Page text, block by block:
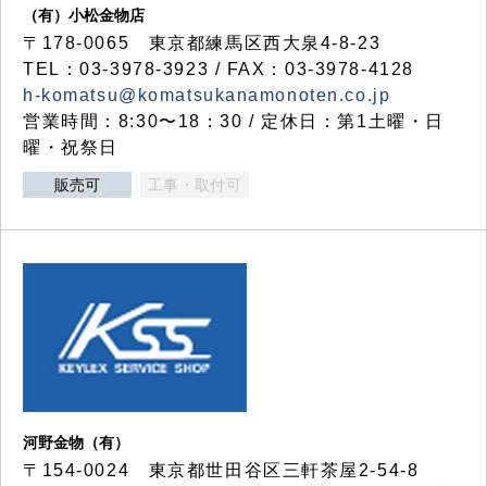
（有）小松金物店
〒178-0065 東京都練馬区西大泉4-8-23
TEL：03-3978-3923 / FAX：03-3978-4128
h-komatsu@komatsukanamonoten.co.jp
営業時間：8:30〜18：30 / 定休日：第1土曜・日
曜・祝祭日
販売可 工事・取付可
河野金物（有）
〒154-0024 東京都世田谷区三軒茶屋2-54-8